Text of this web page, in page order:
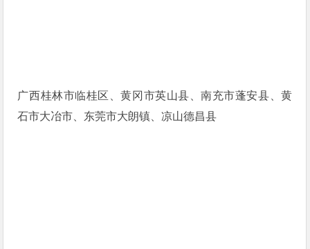
广西桂林市临桂区、黄冈市英山县、南充市蓬安县、黄
石市大冶市、东莞市大朗镇、凉山德昌县